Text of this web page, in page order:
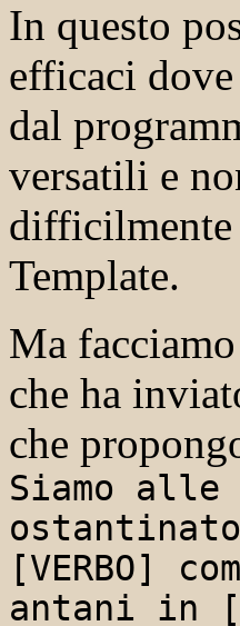
In questo
efficaci
dal
versatili e
difficilmente
Template.
Ma
che ha
che
Siamo alle
[VERBO]
antani in